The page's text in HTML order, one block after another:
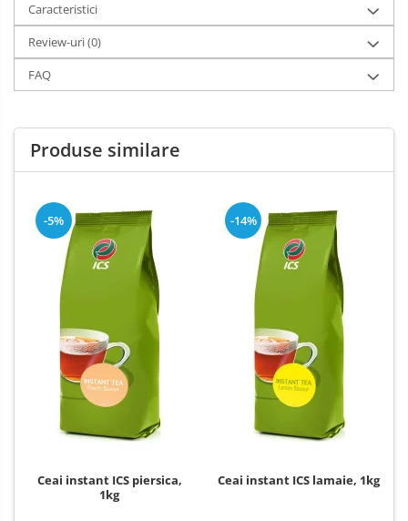
Caracteristici
Review-uri(0)
FAQ
Produse similare
-5%
Ceai instant ICS piersica,
1kg
-14%
Ceai instant ICS lamaie, 1kg